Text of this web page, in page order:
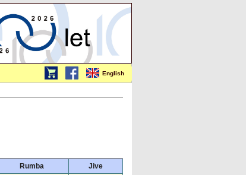
English
Rumba
Jive